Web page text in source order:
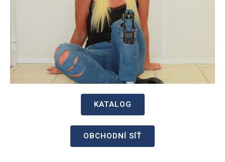
KATALOG
OBCHODNÍ SÍŤ